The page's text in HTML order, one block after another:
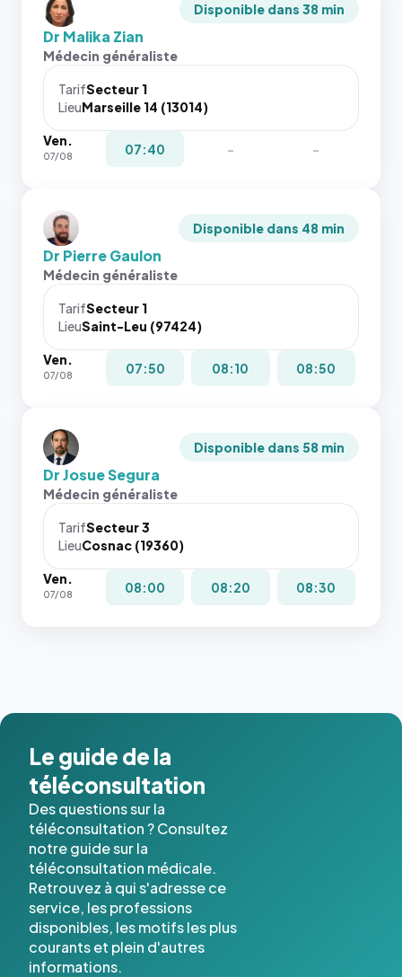
Disponible dans 38 min
Dr Malika Zian
Médecin généraliste
TarifSecteur 1
LieuMarseille 14 (13014)
Ven.
07/08 07:40 - -
Disponible dans 48 min
Dr Pierre Gaulon
Médecin généraliste
TarifSecteur 1
LieuSaint-Leu (97424)
Ven.
07/08 07:50 08:10 08:50
Disponible dans 58 min
Dr Josue Segura
Médecin généraliste
TarifSecteur 3
LieuCosnac (19360)
Ven.
07/08 08:00 08:20 08:30
Le guide de la
téléconsultation
Des questions sur la
téléconsultation ? Consultez
notre guide sur la
téléconsultation médicale.
Retrouvez à qui s'adresse ce
service, les professions
disponibles, les motifs les plus
courants et plein d'autres
informations.